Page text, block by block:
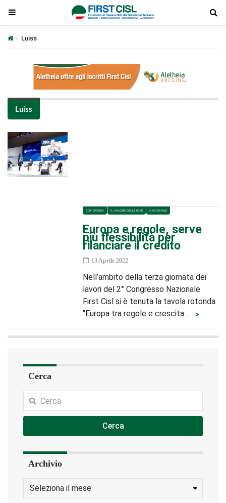
Luiss
Luiss
CONGRESSO IL VALORE DELLE IDEE NAZIONALE
Europa e regole, serve
più flessibilità per
rilanciare il credito
13 Aprile 2022
Nell’ambito della terza giornata dei
lavori del 2° Congresso Nazionale
First Cisl si è tenuta la tavola rotonda
“Europa tra regole e crescita:…
Cerca
Cerca
Archivio